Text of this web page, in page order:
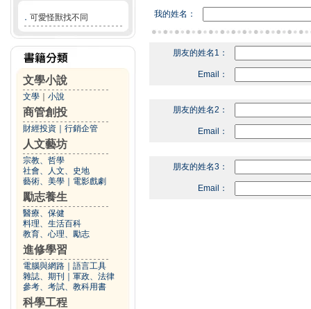
． 可愛怪獸找不同
文學小說
文學 小說
商管創投
財經投資 行銷企管
人文藝坊
宗教、哲學
社會、人文、史地
藝術、美學
電影戲劇
勵志養生
醫療、保健
料理、生活百科
教育、心理、勵志
進修學習
電腦與網路
語言工具
雜誌、期刊
軍政、法律
參考、考試、教科用書
科學工程
我的姓名：
朋友的姓名1：
Email：
朋友的姓名2：
Email：
朋友的姓名3：
Email：